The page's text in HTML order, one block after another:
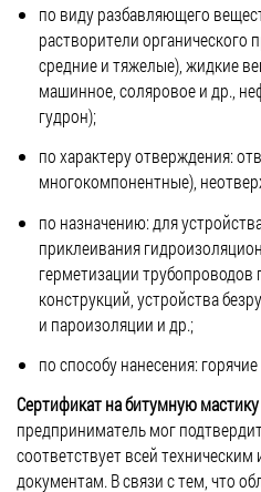
по виду разбавляющего
растворители органического
средние и тяжелые), жидкие
машинное, соляровое и др.,
гудрон);
по характеру отверждения:
многокомпонентные),
по назначению: для
приклеивания
герметизации трубопроводов
конструкций, устройства
и пароизоляции и др.;
по способу нанесения:
Сертификат на битумную мастику
предприниматель мог
соответствует всей
документам. В связи с тем, что